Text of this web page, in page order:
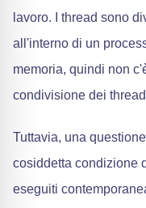
lavoro. I thread sono
all'interno di un
memoria, quindi non
condivisione dei
Tuttavia, una
cosiddetta condizione
eseguiti